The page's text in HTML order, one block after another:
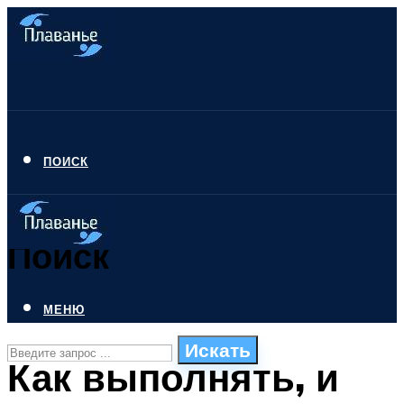
ПОИСК
Поиск
Искать
МЕНЮ
Как выполнять, и